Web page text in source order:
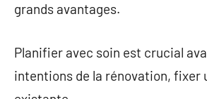
grands avantages.
Planifier avec soin est crucial
intentions de la rénovation, fixer